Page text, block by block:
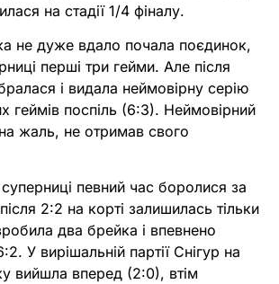
на стадії 1/4 фіналу.
не дуже вдало почала поєдинок,
перші три гейми. Але після
і видала неймовірну серію
геймів поспіль (6:3). Неймовірний
жаль, не отримав свого
суперниці певний час боролися за
після 2:2 на корті залишилась тільки
два брейка і впевнено
У вирішальній партії Снігур на
вийшла вперед (2:0), втім